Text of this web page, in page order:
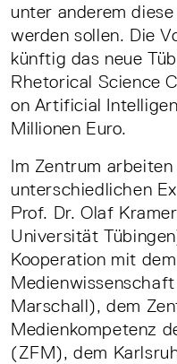
unter anderem
werden sollen. Die
künftig das neue
Rhetorical Science
on Artificial
Millionen Euro.
Im Zentrum
unterschiedlichen
Prof. Dr. Olaf
Universität
Kooperation mit
Marschall), dem
Medienkompetenz
(ZFM), dem